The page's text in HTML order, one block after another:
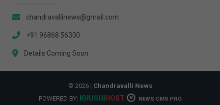
chandravallinews@gmail.com
+91 96868 56300
Details Coming Soon
© 2026 | Chandravalli News
POWERED BY: KHUSHI HOST R NEWS CMS PRO